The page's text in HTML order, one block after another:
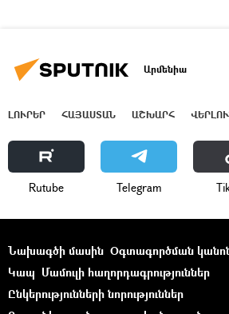
Արմենիա
ԼՈՒՐԵՐ ՀԱՅԱՍՏԱՆ ԱՇԽԱՐՀ
Rutube Telegram
Նախագծի մասին Օգտագործման
Կապ Մամուլի հաղորդագրություններ
Ընկերությունների նորություններ